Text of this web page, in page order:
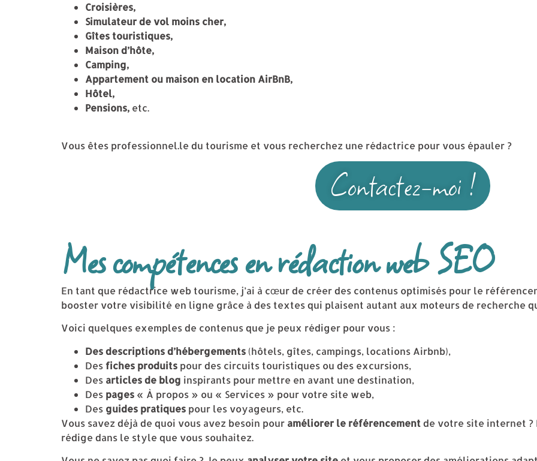
Croisières,
Simulateur de vol moins cher,
Gîtes touristiques,
Maison d’hôte,
Camping,
Appartement ou maison en location AirBnB,
Hôtel,
Pensions, etc.
Vous êtes professionnel.le du tourisme et vous recherchez une rédactrice pour vous épauler ?
Contactez-moi !
Mes compétences en rédaction web SEO
En tant que rédactrice web tourisme, j’ai à cœur de créer des contenus optimisés pour le
booster votre visibilité en ligne grâce à des textes qui plaisent autant aux moteurs de recherche
Voici quelques exemples de contenus que je peux rédiger pour vous :
Des descriptions d’hébergements (hôtels, gîtes, campings, locations Airbnb),
Desfiches produits pour des circuits touristiques ou des excursions,
Des articles de blog inspirants pour mettre en avant une destination,
Des pages « À propos » ou « Services » pour votre site web,
Des guides pratiques pour les voyageurs, etc.
Vous savez déjà de quoi vous avez besoin pour améliorer le référencementde votre site internet ?
rédige dans le style que vous souhaitez.